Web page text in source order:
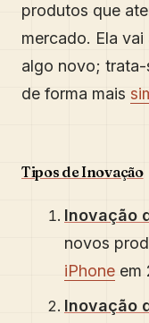
produtos que
mercado. Ela
algo novo; trata-
de forma mais
Tipos de Inovação
Inovação
novos
iPhone em
Inovação